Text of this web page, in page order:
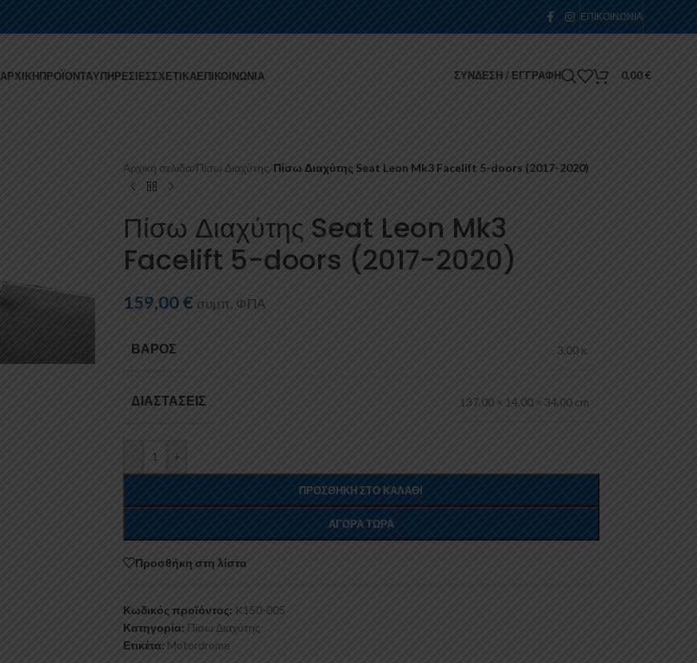
ΕΠΙΚΟΙΝΩΝΊΑ
ΑΡΧΙΚΉΠΡΟΪΌΝΤΑΥΠΗΡΕΣΊΕΣΣΧΕΤΙΚΆΕΠΙΚΟΙΝΩΝΊΑ ΣΎΝΔΕΣΗ / ΕΓΓΡΑΦΉ 0,00€
Αρχική σελίδα/Πίσω Διαχύτης/Πίσω Διαχύτης Seat Leon Mk3 Facelift 5-doors (2017-2020)
Πίσω Διαχύτης Seat Leon Mk3
Facelift 5-doors (2017-2020)
159,00€ συμπ. ΦΠΑ
ΒΆΡΟΣ 3,00 κ.
ΔΙΑΣΤΆΣΕΙΣ 137,00 × 14,00 × 34,00 cm
- +
ΠΡΟΣΘΉΚΗ ΣΤΟ ΚΑΛΆΘΙ
ΑΓΟΡΆ ΤΏΡΑ
Προσθήκη στη λίστα
Κωδικός προϊόντος: K150-005
Κατηγορία: Πίσω Διαχύτης
Ετικέτα: Motordrome